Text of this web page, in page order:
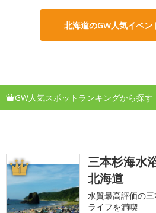
北海道のGW人気イベン
GW人気スポットランキングから探す
1
三本杉海水
北海道
水質最高評価の
ライフを満喫